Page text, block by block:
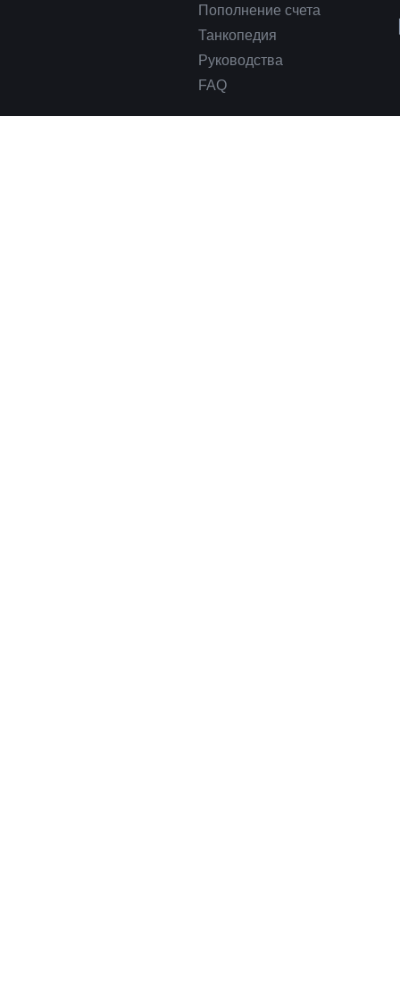
Пополнение счета
Танкопедия
Руководства
FAQ